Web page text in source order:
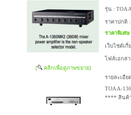
[ คลิกเพื่อดูภาพขยาย]
รุ่น : TOA
ราคาปกติ
ราคาพิเศ
เว็บไซต์เกี่
ไฟล์เอกสา
รายละเอีย
TOA A-
**** สินค้